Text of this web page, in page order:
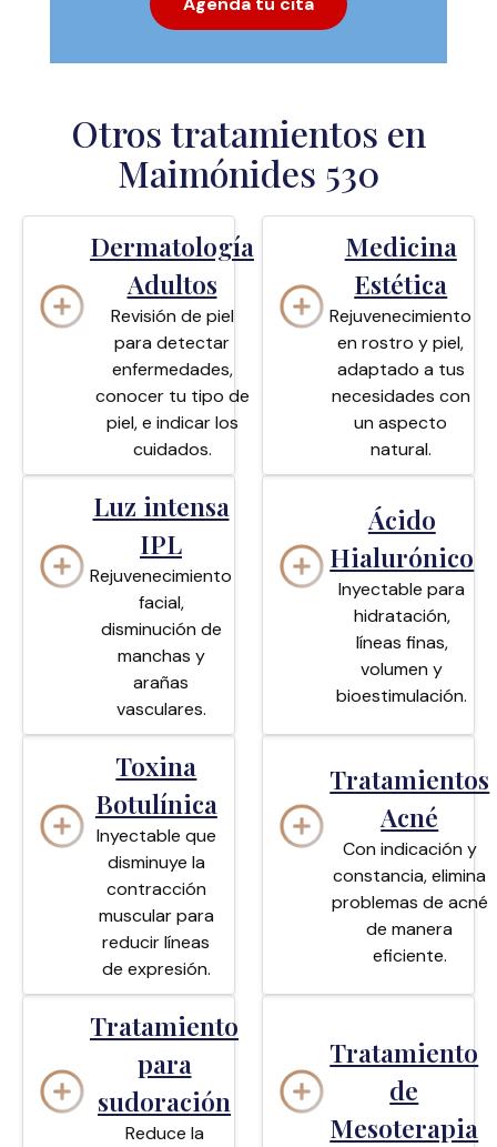
Otros tratamientos en
Maimónides 530
Dermatología
Adultos
Revisión de piel
para detectar
enfermedades,
conocer tu tipo de
piel, e indicar los
cuidados.
Medicina
Estética
Rejuvenecimiento
en rostro y piel,
adaptado a tus
necesidades con
un aspecto
natural.
Luz intensa
IPL
Rejuvenecimiento
facial,
disminución de
manchas y
arañas
vasculares.
Ácido
Hialurónico
Inyectable para
hidratación,
líneas finas,
volumen y
bioestimulación.
Toxina
Botulínica
Inyectable que
disminuye la
contracción
muscular para
reducir líneas
de expresión.
Tratamientos
Acné
Con indicación y
constancia, elimina
problemas de acné
de manera
eficiente.
Tratamiento
para
sudoración
Reduce la
Tratamiento
de
Mesoterapia